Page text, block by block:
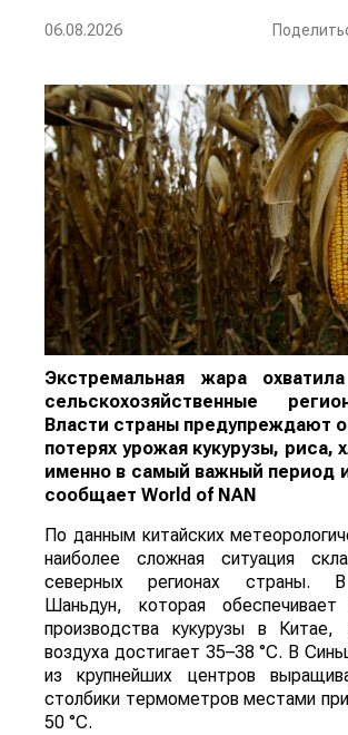
06.08.2026
Экстремальная жара
сельскохозяйственные
Власти страны предупреждают
потерях урожая кукурузы, риса,
именно в самый важный период
сообщает World of NAN
По данным китайских
наиболее сложная ситуация
северных регионах страны. В
Шаньдун, которая
производства кукурузы в Китае,
воздуха достигает 35–38 °C. В
из крупнейших центров
столбики термометров местами
50 °C.